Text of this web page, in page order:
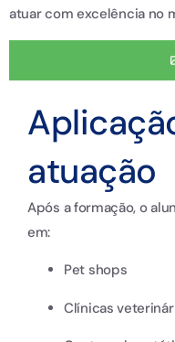
atuar com excelência no
atuação
Após a formação, o
em:
Pet shops
Clínicas